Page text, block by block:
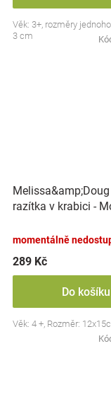
Věk: 3+, rozměry
3 cm
razítka v krabici -
momentálně
289 Kč
Do košíku
Věk: 4 +, Rozměr: